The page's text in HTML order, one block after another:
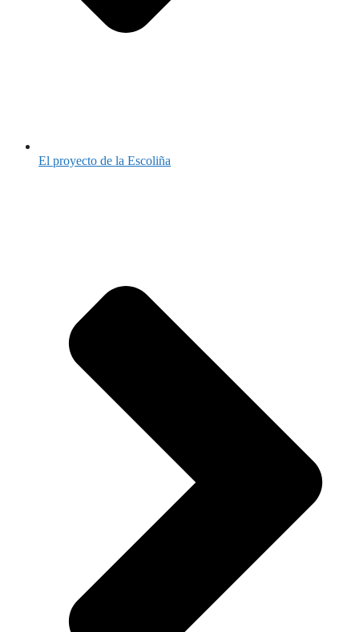
El proyecto de la Escoliña